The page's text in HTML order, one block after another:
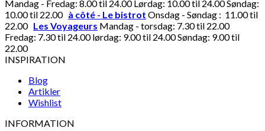
Mandag - Fredag: 8.00 til 24.00 Lørdag: 10.00 til 24.00 Søndag:
10.00 til 22.00 à côté - Le bistrot Onsdag - Søndag : 11.00 til
22.00 Les Voyageurs Mandag - torsdag: 7.30 til 22.00
Fredag: 7.30 til 24.00 lørdag: 9.00 til 24.00 Søndag: 9.00 til
22.00
INSPIRATION
Blog
Artikler
Wishlist
INFORMATION